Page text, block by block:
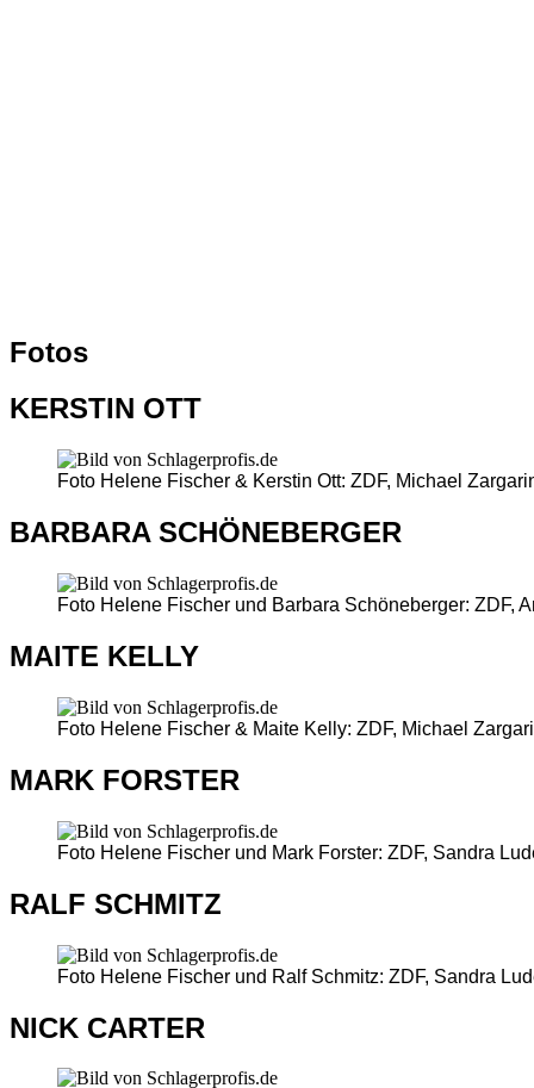
Fotos
KERSTIN OTT
Foto Helene Fischer & Kerstin Ott: ZDF, Michael
BARBARA SCHÖNEBERGER
Foto Helene Fischer und Barbara Schöneberger: ZDF,
MAITE KELLY
Foto Helene Fischer & Maite Kelly: ZDF, Michael
MARK FORSTER
Foto Helene Fischer und Mark Forster: ZDF, Sandra
RALF SCHMITZ
Foto Helene Fischer und Ralf Schmitz: ZDF, Sandra
NICK CARTER